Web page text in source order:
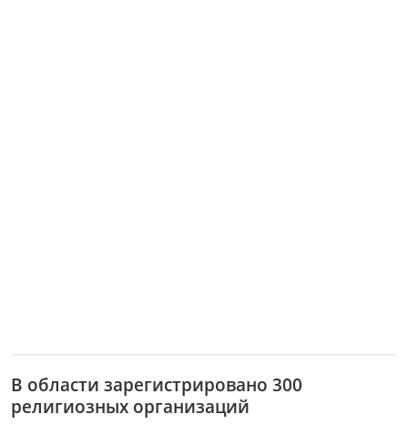
В области зарегистрировано 300
религиозных организаций